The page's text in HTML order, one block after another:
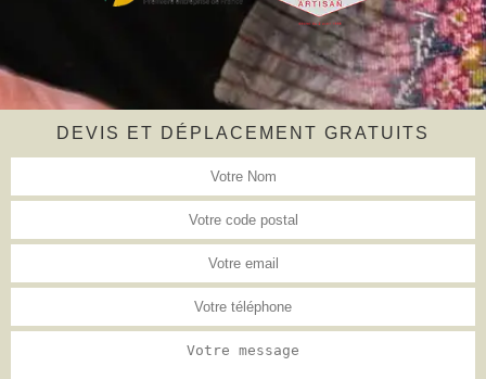
DEVIS ET DÉPLACEMENT GRATUITS